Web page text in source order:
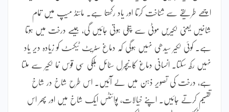
اچھے طریقے سے شناخت کرتا اور یاد رکھتا ہے۔ مائنڈ میپ میں تمام
شاخیں یعنی لکیریں موٹی سے پتلی ہوتی جائیں گی، جیسے درخت میں ہوتا
ہے۔ کوئی لکیر سیدھی نہیں ہوگی کہ دماغ سٹریٹ ٹیکسٹ کو زیادہ دیر یاد
نہیں رکھ سکتا۔ انسانی دماغ کا نیچرل سٹائل ہلکی سی قوس نما لکیر سے ملتا
ہے، درخت کی تصویر ذہن میں لے آئیں۔ اس طرح شاخ در شاخ
تقسیم کرتے جائیں۔ اپنے خیالات، پوائنٹس ایک شاخ میں اور پھر اس